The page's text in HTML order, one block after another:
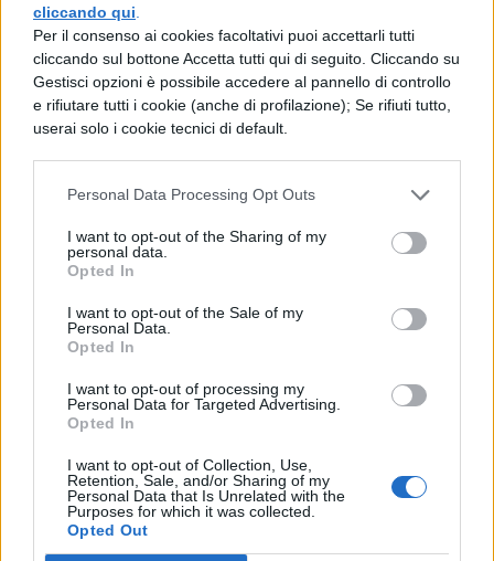
cliccando qui
Per il consenso ai cookies facoltativi puoi accettarli tutti
cliccando sul bottone Accetta tutti qui di seguito. Cliccando su
Gestisci opzioni è possibile accedere al pannello di controllo
e rifiutare tutti i cookie (anche di profilazione); Se rifiuti tutto,
userai solo i cookie tecnici di default.
Personal Data Processing Opt Outs
I want to opt-out of the Sharing of my
personal data.
Opted In
I want to opt-out of the Sale of my
Personal Data.
Opted In
I want to opt-out of processing my
Personal Data for Targeted Advertising.
Opted In
I want to opt-out of Collection, Use,
Retention, Sale, and/or Sharing of my
Personal Data that Is Unrelated with the
Purposes for which it was collected.
Opted Out
dell'età, con l'avanzare della quale tutto
diventa di giorno in giorno più pacato; e
infatti misuravo il diletto di
questi conviti non tanto dai piaceri dei
sensi quanto dalla compagnia e dai discorsi
degli amici. Bene infatti i nostri padri
chiamarono "convivio" il prender posto a
tavola con gli amici, perché comporta una
comunione di vita, meglio dei Greci, che lo
definiscono ora "bere assieme" ora "cenare
assieme", cosicché sembra che essi
apprezzino molto di più ciò che in questo
genere
di cose vale assai di meno.